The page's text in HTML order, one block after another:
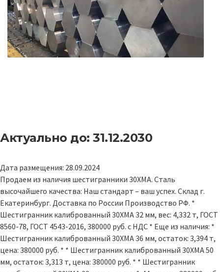
Актуально до: 31.12.2030
Дата размещения: 28.09.2024
Продаем из наличия шестигранники 30ХМА. Сталь
высочайшего качества: Наш стандарт – ваш успех. Склад г.
Екатеринбург. Доставка по России Производство РФ. *
Шестигранник калиброванный 30ХМА 32 мм, вес: 4,332 т, ГОСТ
8560-78, ГОСТ 4543-2016, 380000 руб. с НДС * Еще из наличия: *
Шестигранник калиброванный 30ХМА 36 мм, остаток: 3,394 т,
цена: 380000 руб. * * Шестигранник калиброванный 30ХМА 50
мм, остаток: 3,313 т, цена: 380000 руб. * * Шестигранник